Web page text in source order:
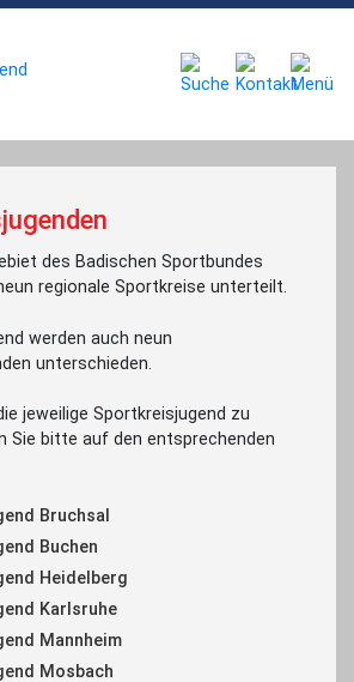
des Badischen Sportbundes
regionale Sportkreise unterteilt.
werden auch neun
unterschieden.
jeweilige Sportkreisjugend zu
Sie bitte auf den entsprechenden
Bruchsal
Buchen
Heidelberg
Karlsruhe
Mannheim
Mosbach